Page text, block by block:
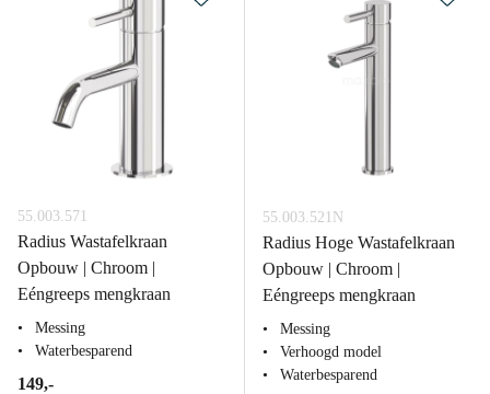
55.003.571
Radius Wastafelkraan
Opbouw | Chroom |
Eéngreeps mengkraan
Messing
Waterbesparend
149,-
55.003.521N
Radius Hoge Wastafelkraan
Opbouw | Chroom |
Eéngreeps mengkraan
Messing
Verhoogd model
Waterbesparend